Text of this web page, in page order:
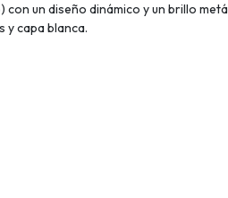
un diseño dinámico y un brillo
y capa blanca.